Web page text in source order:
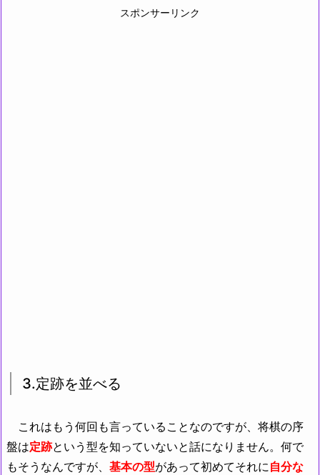
スポンサーリンク
3.定跡を並べる
これはもう何回も言っていることなのですが、将棋の序
盤は定跡という型を知っていないと話になりません。何で
もそうなんですが、 基本の型があって初めてそれに自分な